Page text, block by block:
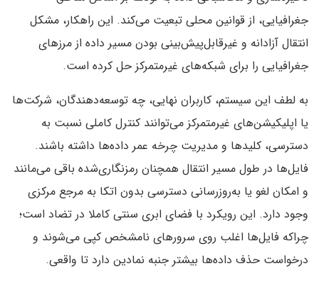
جغرافیایی‌، از قوانین محلی تبعیت می‌کند. این راهکار، مشکل
انتقال آزادانه و غیرقابل‌پیش‌بینی بودن مسیر داده از مرزهای
جغرافیایی را برای شبکه‌های غیرمتمرکز حل کرده است.
به لطف این سیستم، کاربران نهایی، چه توسعه‌دهندگان، شرکت‌ها
یا اپلیکیشن‌های غیرمتمرکز می‌توانند کنترل کاملی نسبت به
دسترسی، کلیدها و مدیریت چرخه‌ عمر داده‌ها داشته باشند.
فایل‌ها در طول مسیر انتقال همچنان رمزنگاری‌شده باقی می‌مانند
و امکان لغو یا به‌روزرسانی دسترسی بدون اتکا به مرجع مرکزی
وجود دارد. این رویکرد با فضای ابری سنتی کاملا در تضاد است؛
چراکه فایل‌ها اغلب روی سرورهای نامشخص کپی می‌شوند و
درخواست حذف داده‌ها بیشتر جنبه‌ نمادین دارد تا واقعی.